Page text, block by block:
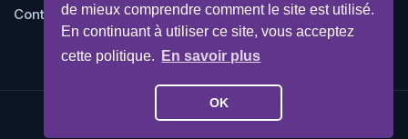
de mieux comprendre comment le site est utilisé.
En continuant à utiliser ce site, vous acceptez
cette politique.
En savoir plus
OK
Contactez-nous
©Geekit 2026 - Tous droits réservés